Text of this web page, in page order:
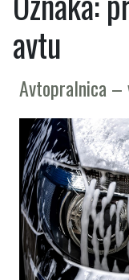
avtu
Avtopralnica –